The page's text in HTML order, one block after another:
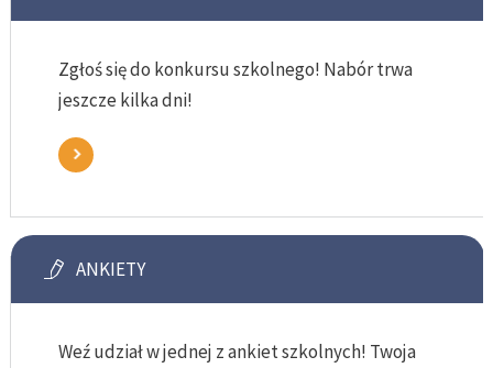
Zgłoś się do konkursu szkolnego! Nabór trwa
jeszcze kilka dni!
ANKIETY
Weź udział w jednej z ankiet szkolnych! Twoja